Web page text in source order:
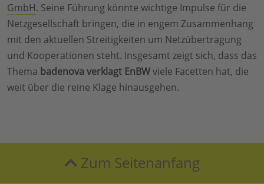
GmbH. Seine Führung könnte wichtige Impulse für die
Netzgesellschaft bringen, die in engem Zusammenhang
mit den aktuellen Streitigkeiten um Netzübertragung
und Kooperationen steht. Insgesamt zeigt sich, dass das
Thema badenova verklagt EnBWviele Facetten hat, die
weit über die reine Klage hinausgehen.
Zum Seitenanfang